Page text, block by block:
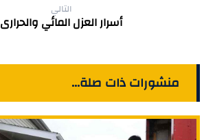
التالي
أسرار العزل المائي والحرارى
منشورات ذات صلة...